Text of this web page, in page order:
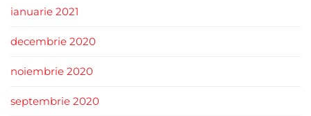
ianuarie 2021
decembrie 2020
noiembrie 2020
septembrie 2020